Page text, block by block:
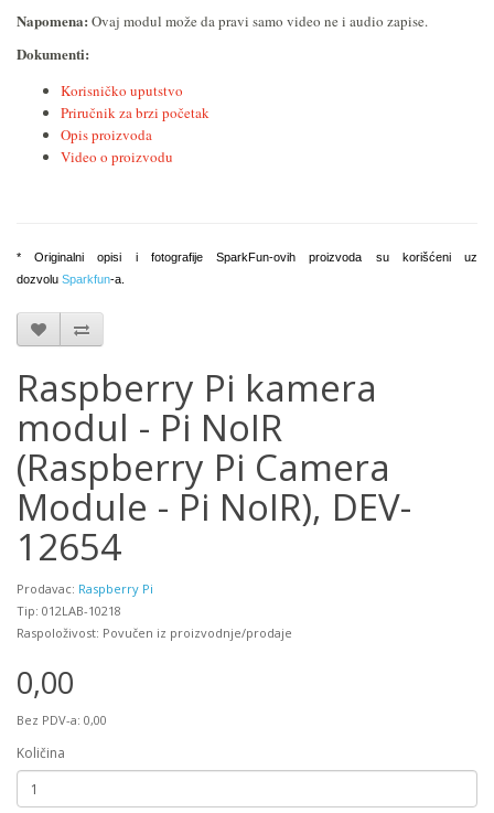
Napomena: Ovaj modul može da pravi samo video ne i audio zapise.
Dokumenti:
Korisničko uputstvo
Priručnik za brzi početak
Opis proizvoda
Video o proizvodu
* Originalni opisi i fotografije SparkFun-ovih proizvoda su korišćeni uz
dozvolu Sparkfun-a.
Raspberry Pi kamera
modul - Pi NoIR
(Raspberry Pi Camera
Module - Pi NoIR), DEV-
12654
Prodavac: Raspberry Pi
Tip: 012LAB-10218
Raspoloživost: Povučen iz proizvodnje/prodaje
0,00
Bez PDV-a: 0,00
Količina